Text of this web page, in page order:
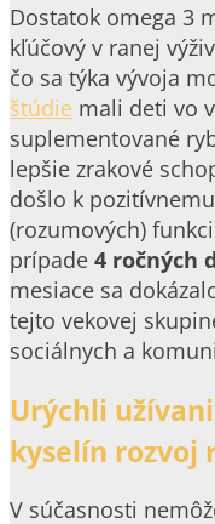
Dostatok omega 3
kľúčový v ranej
čo sa týka vývoja
štúdie mali deti vo
suplementované
lepšie zrakové
došlo k
(rozumových)
prípade 4 ročných
mesiace sa
tejto vekovej
sociálnych a
Urýchli
kyselín rozvoj
V súčasnosti